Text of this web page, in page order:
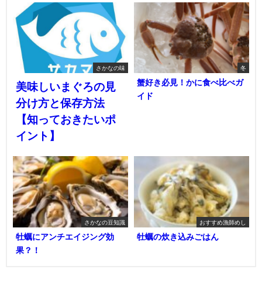
さかなの味
美味しいまぐろの見
分け方と保存方法
【知っておきたいポ
イント】
冬
蟹好き必見！かに食べ比べガ
イド
さかなの豆知識
牡蠣にアンチエイジング効
果？！
おすすめ漁師めし
牡蠣の炊き込みごはん